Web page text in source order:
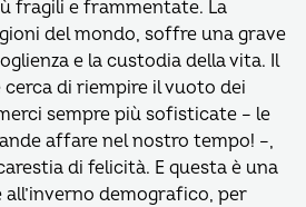
fragili e frammentate. La
del mondo, soffre una grave
e la custodia della vita. Il
di riempire il vuoto dei
sempre più sofisticate – le
affare nel nostro tempo! –,
di felicità. E questa è una
demografico, per